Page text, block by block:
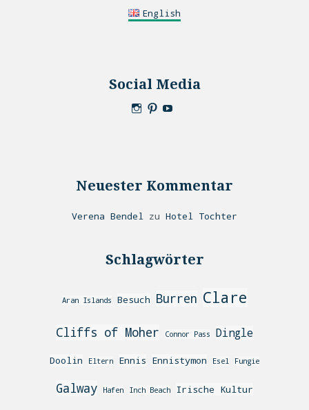
English
Social Media
Neuester Kommentar
Verena Bendel zu Hotel Tochter
Schlagwörter
Aran Islands Besuch Burren Clare
Cliffs of Moher Connor Pass Dingle
Doolin Eltern Ennis Ennistymon Esel Fungie
Galway Hafen Inch Beach Irische Kultur